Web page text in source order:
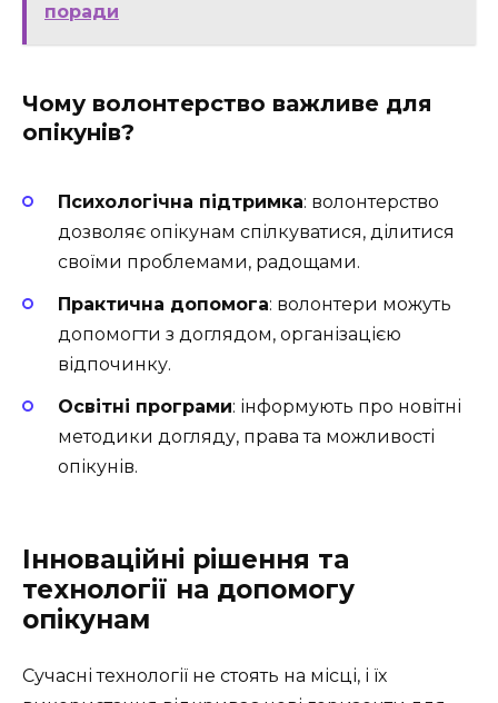
поради
Чому волонтерство важливе для
опікунів?
Психологічна підтримка: волонтерство
дозволяє опікунам спілкуватися, ділитися
своїми проблемами, радощами.
Практична допомога: волонтери можуть
допомогти з доглядом, організацією
відпочинку.
Освітні програми: інформують про новітні
методики догляду, права та можливості
опікунів.
Інноваційні рішення та
технології на допомогу
опікунам
Сучасні технології не стоять на місці, і їх